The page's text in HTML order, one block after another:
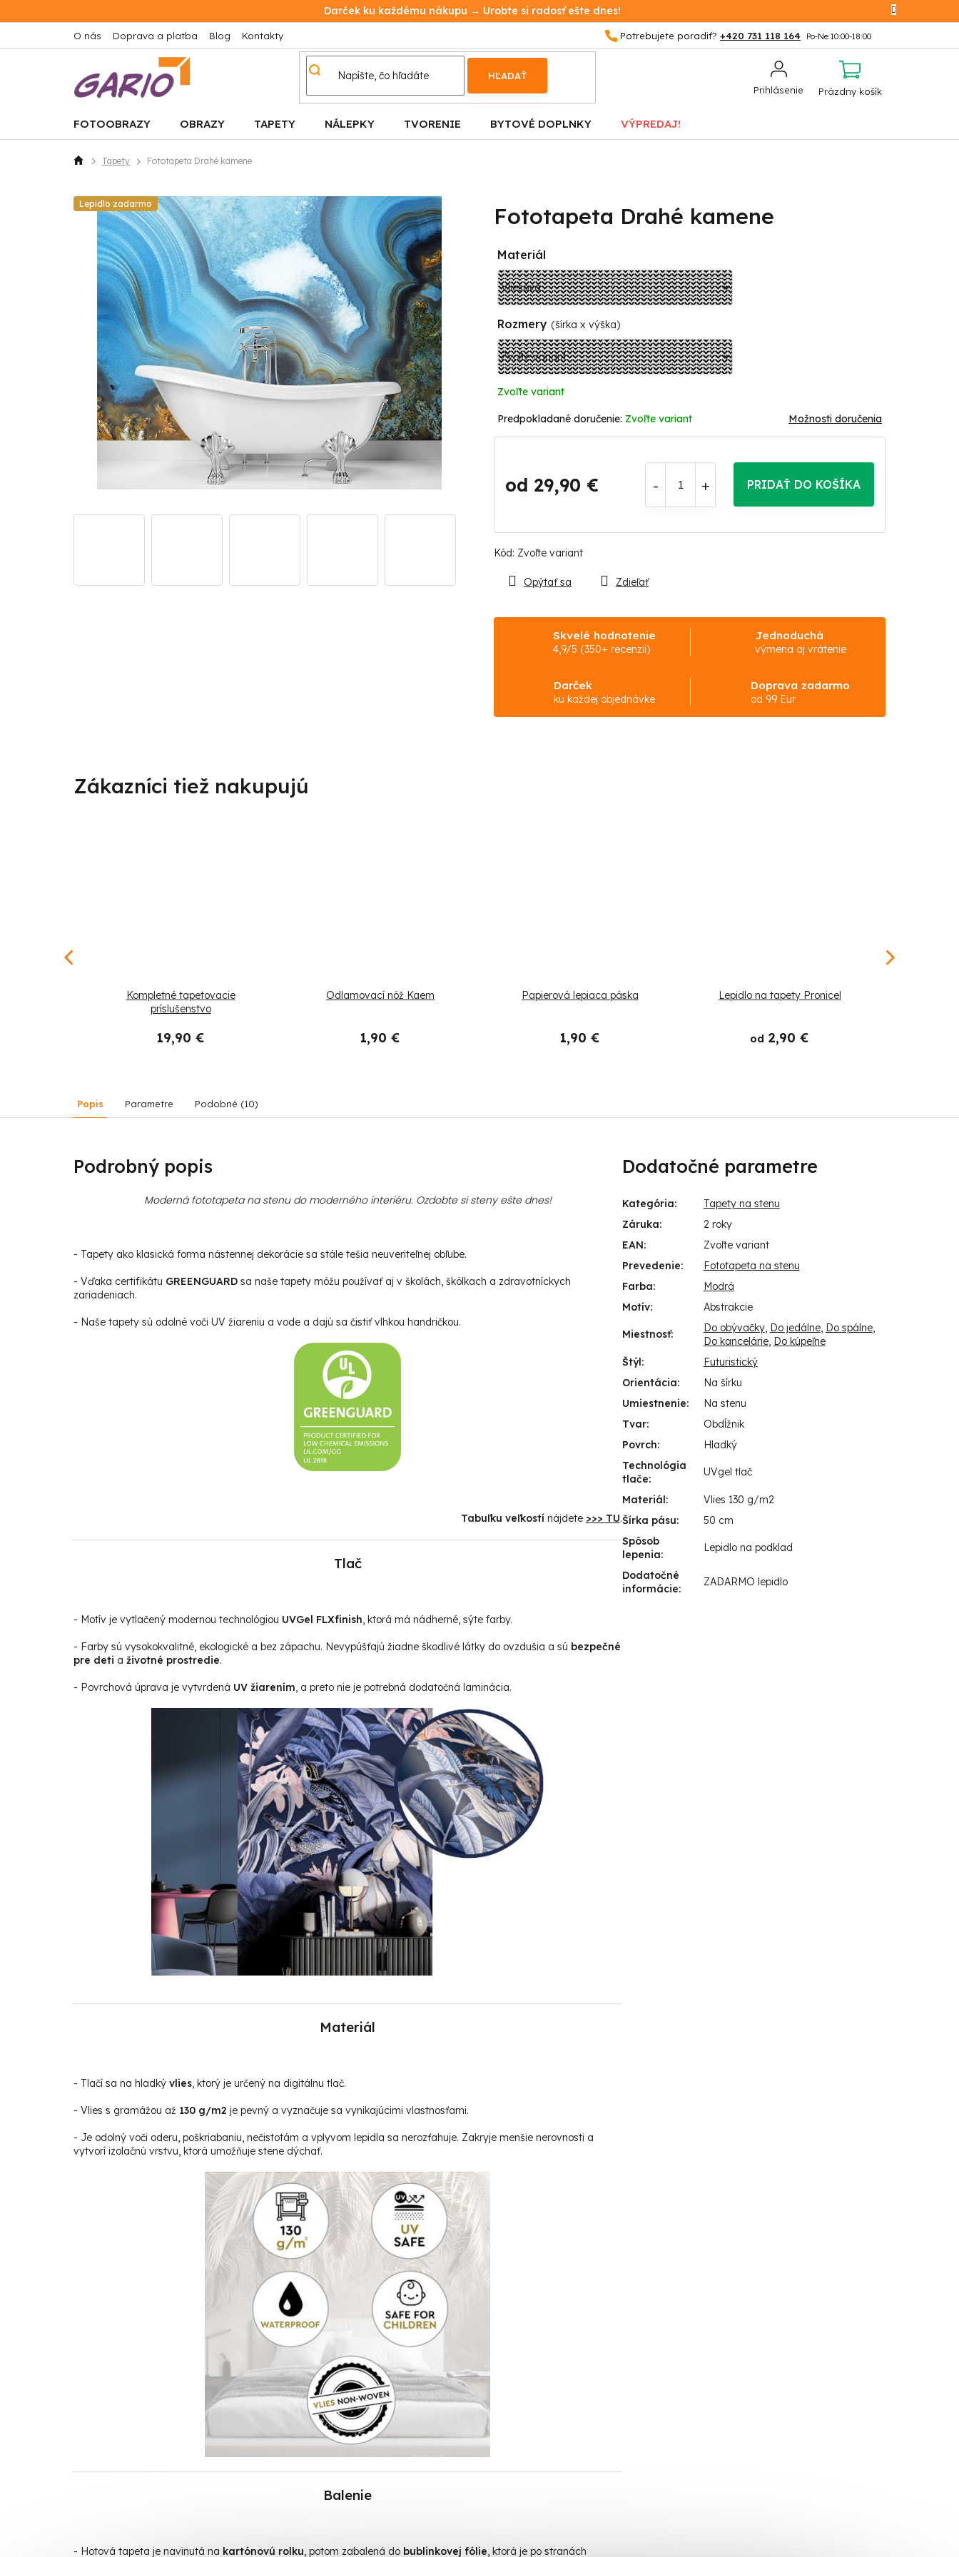
na
Darček ku každému nákupu → Urobte si radosť ešte dnes!
+420 731 118 164
O nás Doprava a platba Blog Kontakty
Prihlásenie
HĽADAŤ
NÁKUPNÝ
Prázdny košík
FOTOOBRAZY OBRAZY TAPETY NÁLEPKY TVORENIE BYTOVÉ DOPLNKY VÝPREDAJ!
DomovTapety Fototapeta Drahé kamene
Lepidlo zadarmo Fototapeta Drahé kamene
Kód: Zvoľte variant
Materiál
Rozmery (šírka x výška)
Zvoľte variant
Zvoľte variant Možnosti doručenia
od 29,90 €
Jednotková
PRIDAŤ DO KOŠÍKA
Skvelé hodnotenie
4,9/5 (350+ recenzií)
Jednoduchá
výmena aj vrátenie
Darček
ku každej objednávke
Doprava zadarmo
od 99 Eur
Opýtať sa Zdieľať
–25 %
Kompletné tapetovacie
príslušenstvo
19,90 €
Odlamovací nôž Kaem
1,90 €
Papierová lepiaca páska
1,90 €
Lepidlo na tapety Pronicel
od 2,90 €
Popis Parametre Podobné (10)
Podrobný popis
Moderná fototapeta na stenu do moderného interiéru. Ozdobte si steny ešte dnes!
- Tapety ako klasická forma nástennej dekorácie sa stále tešia neuveriteľnej obľube.
- Vďaka certifikátu GREENGUARD sa naše tapety môžu používať aj v školách, škôlkach a zdravotníckych
zariadeniach.
- Naše tapety sú odolné voči UV žiareniu a vode a dajú sa čistiť vlhkou handričkou.
Tabuľku veľkostínájdete >>> TU.
Tlač
- Motív je vytlačený modernou technológiou UVGel FLXfinish, ktorá má nádherné, sýte farby.
- Farby sú vysokokvalitné, ekologické a bez zápachu. Nevypúšťajú žiadne škodlivé látky do ovzdušia a sú bezpečné
pre deti a životné prostredie.
- Povrchová úprava je vytvrdená UV žiarením, a preto nie je potrebná dodatočná laminácia.
Materiál
- Tlačí sa na hladký vlies, ktorý je určený na digitálnu tlač.
- Vlies s gramážou až 130 g/m2 je pevný a vyznačuje sa vynikajúcimi vlastnosťami.
- Je odolný voči oderu, poškriabaniu, nečistotám a vplyvom lepidla sa nerozťahuje. Zakryje menšie nerovnosti a
vytvorí izolačnú vrstvu, ktorá umožňuje stene dýchať.
Balenie
- Hotová tapeta je navinutá na kartónovú rolku, potom zabalená do bublinkovej fólie, ktorá je po stranách
Dodatočné parametre
Kategória:
Tapety na stenu
Záruka:
2 roky
EAN:
Zvoľte variant
Prevedenie:
Fototapeta na stenu
Farba:
Modrá
Motív: Abstrakcie
Miestnosť: Do obývačky, Do jedálne, Do spálne,
Do kancelárie, Do kúpeľne
Štýl:
Futuristický
Orientácia:
Na šírku
Umiestnenie:
Na stenu
Tvar:
Obdĺžnik
Povrch:
Hladký
Technológia
tlače:
UVgel tlač
Materiál:
Vlies 130 g/m2
Šírka pásu:
50 cm
Spôsob
lepenia:
Lepidlo na podklad
Dodatočné
informácie:
ZADARMO lepidlo